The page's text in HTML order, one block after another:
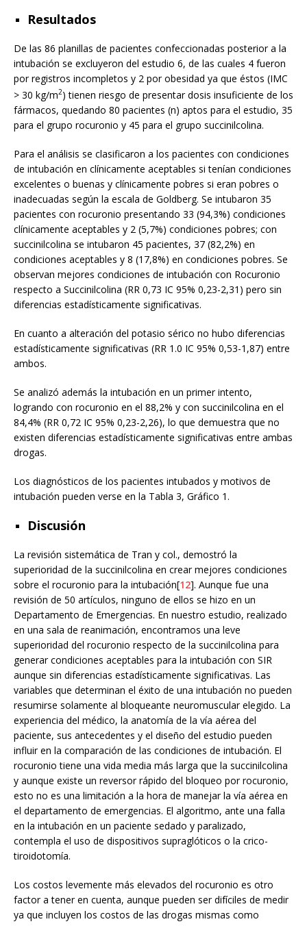
Resultados
De las 86 planillas de pacientes confeccionadas posterior a la
intubación se excluyeron del estudio 6, de las cuales 4 fueron
por registros incompletos y 2 por obesidad ya que éstos (IMC
> 30 kg/m2) tienen riesgo de presentar dosis insuficiente de los
fármacos, quedando 80 pacientes (n) aptos para el estudio, 35
para el grupo rocuronio y 45 para el grupo succinilcolina.
Para el análisis se clasificaron a los pacientes con condiciones
de intubación en clínicamente aceptables si tenían condiciones
excelentes o buenas y clínicamente pobres si eran pobres o
inadecuadas según la escala de Goldberg. Se intubaron 35
pacientes con rocuronio presentando 33 (94,3%) condiciones
clínicamente aceptables y 2 (5,7%) condiciones pobres; con
succinilcolina se intubaron 45 pacientes, 37 (82,2%) en
condiciones aceptables y 8 (17,8%) en condiciones pobres. Se
observan mejores condiciones de intubación con Rocuronio
respecto a Succinilcolina (RR 0,73 IC 95% 0,23-2,31) pero sin
diferencias estadísticamente significativas.
En cuanto a alteración del potasio sérico no hubo diferencias
estadísticamente significativas (RR 1.0 IC 95% 0,53-1,87) entre
ambos.
Se analizó además la intubación en un primer intento,
logrando con rocuronio en el 88,2% y con succinilcolina en el
84,4% (RR 0,72 IC 95% 0,23-2,26), lo que demuestra que no
existen diferencias estadísticamente significativas entre ambas
drogas.
Los diagnósticos de los pacientes intubados y motivos de
intubación pueden verse en la Tabla 3, Gráfico 1.
Discusión
La revisión sistemática de Tran y col., demostró la
superioridad de la succinilcolina en crear mejores condiciones
sobre el rocuronio para la intubación[12]. Aunque fue una
revisión de 50 artículos, ninguno de ellos se hizo en un
Departamento de Emergencias. En nuestro estudio, realizado
en una sala de reanimación, encontramos una leve
superioridad del rocuronio respecto de la succinilcolina para
generar condiciones aceptables para la intubación con SIR
aunque sin diferencias estadísticamente significativas. Las
variables que determinan el éxito de una intubación no pueden
resumirse solamente al bloqueante neuromuscular elegido. La
experiencia del médico, la anatomía de la vía aérea del
paciente, sus antecedentes y el diseño del estudio pueden
influir en la comparación de las condiciones de intubación. El
rocuronio tiene una vida media más larga que la succinilcolina
y aunque existe un reversor rápido del bloqueo por rocuronio,
esto no es una limitación a la hora de manejar la vía aérea en
el departamento de emergencias. El algoritmo, ante una falla
en la intubación en un paciente sedado y paralizado,
contempla el uso de dispositivos supraglóticos o la crico-
tiroidotomía.
Los costos levemente más elevados del rocuronio es otro
factor a tener en cuenta, aunque pueden ser difíciles de medir
ya que incluyen los costos de las drogas mismas como